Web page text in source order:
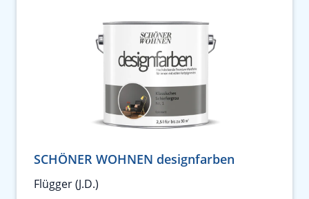
SCHÖNER WOHNEN designfarben
Flügger (J.D.)